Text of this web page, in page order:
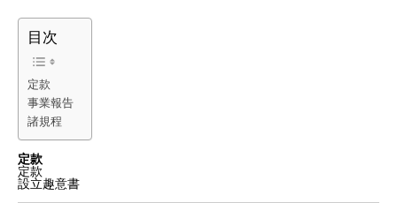
目次
定款
事業報告
諸規程
定款
定款
設立趣意書